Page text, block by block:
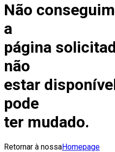
Não
a
página
não
estar
pode
ter mudado.
Retornar à nossaHomepage